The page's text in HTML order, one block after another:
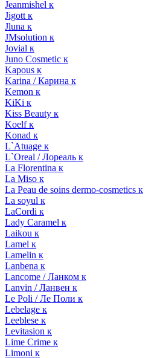
Jeanmishel к
Jigott к
Jluna к
JMsolution к
Jovial к
Juno Cosmetic к
Kapous к
Karina / Карина к
Kemon к
KiKi к
Kiss Beauty к
Koelf к
Konad к
L`Atuage к
L`Oreal / Лореаль к
La Florentina к
La Miso к
La Peau de soins dermo-cosmetics к
La soyul к
LaCordi к
Lady Caramel к
Laikou к
Lamel к
Lamelin к
Lanbena к
Lancome / Ланком к
Lanvin / Ланвен к
Le Poli / Ле Поли к
Lebelage к
Leeblese к
Levitasion к
Lime Crime к
Limoni к